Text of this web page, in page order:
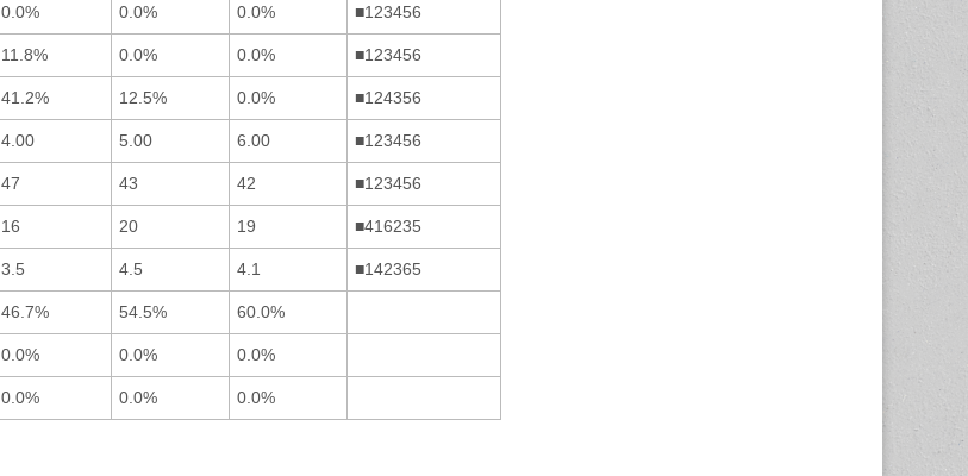
0.0% 0.0% 0.0% ■123456
11.8% 0.0% 0.0% ■123456
41.2% 12.5% 0.0% ■124356
4.00 5.00 6.00 ■123456
47 43 42 ■123456
16 20 19 ■416235
3.5 4.5 4.1 ■142365
46.7% 54.5% 60.0%
0.0% 0.0% 0.0%
0.0% 0.0% 0.0%